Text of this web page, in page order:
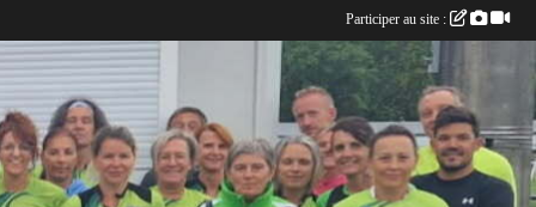
Participer au site :